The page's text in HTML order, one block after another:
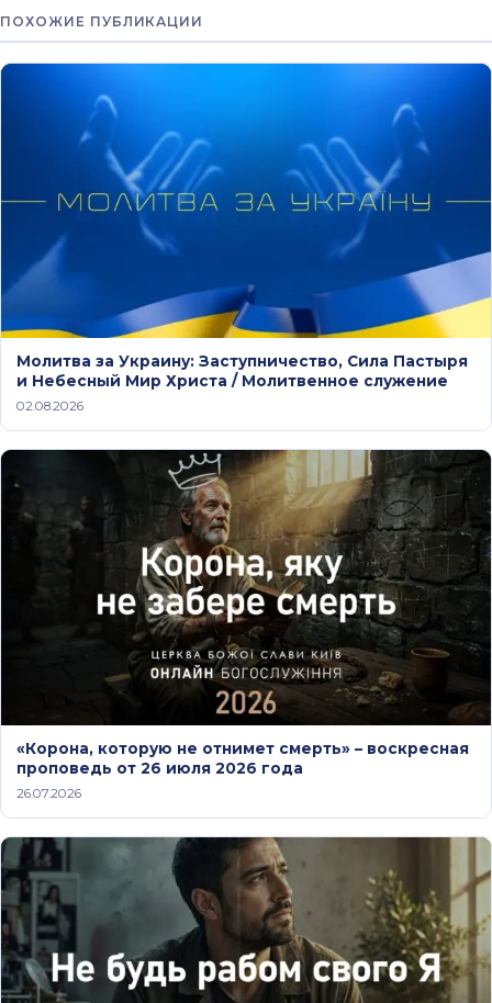
ПОХОЖИЕ ПУБЛИКАЦИИ
Молитва за Украину: Заступничество, Сила Пастыря
и Небесный Мир Христа / Молитвенное служение
02.08.2026
«Корона, которую не отнимет смерть» – воскресная
проповедь от 26 июля 2026 года
26.07.2026